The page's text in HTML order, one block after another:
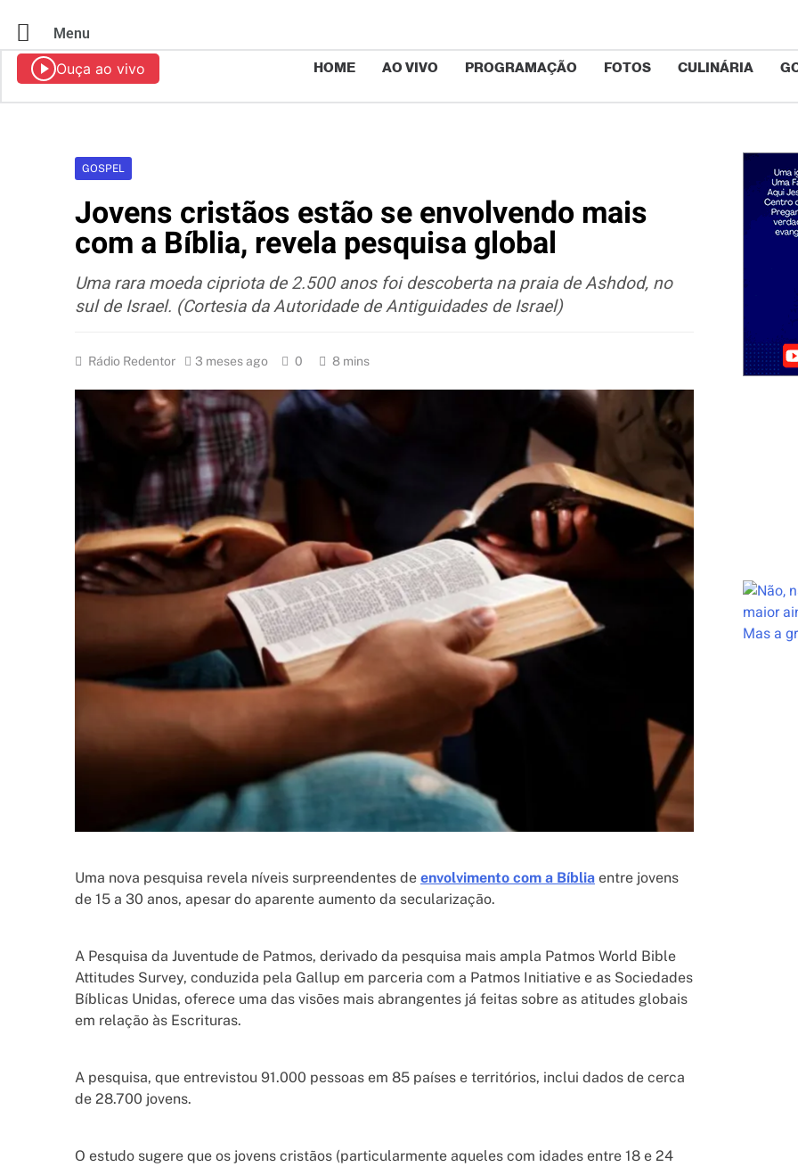
Menu
Ouça ao vivo HOME AO VIVO PROGRAMAÇÃO FOTOS CULINÁRIA
GOSPEL
Jovens cristãos estão se envolvendo mais
com a Bíblia, revela pesquisa global
Uma rara moeda cipriota de 2.500 anos foi descoberta na praia de Ashdod, no
sul de Israel. (Cortesia da Autoridade de Antiguidades de Israel)
Rádio Redentor 3 meses ago 0 8 mins
Uma nova pesquisa revela níveis surpreendentes de envolvimento com a Bíblia entre jovens
de 15 a 30 anos, apesar do aparente aumento da secularização.
A Pesquisa da Juventude de Patmos, derivado da pesquisa mais ampla Patmos World Bible
Attitudes Survey, conduzida pela Gallup em parceria com a Patmos Initiative e as Sociedades
Bíblicas Unidas, oferece uma das visões mais abrangentes já feitas sobre as atitudes globais
em relação às Escrituras.
A pesquisa, que entrevistou 91.000 pessoas em 85 países e territórios, inclui dados de cerca
de 28.700 jovens.
O estudo sugere que os jovens cristãos (particularmente aqueles com idades entre 18 e 24